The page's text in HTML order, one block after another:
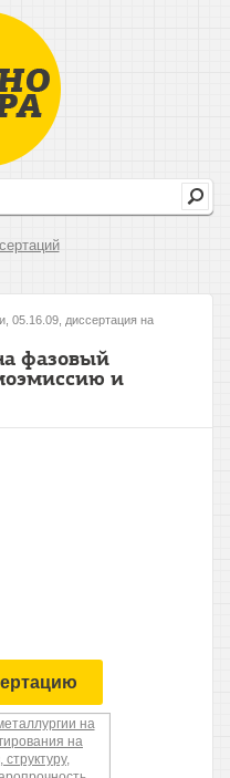
05.16.09, диссертация на
фазовый
и